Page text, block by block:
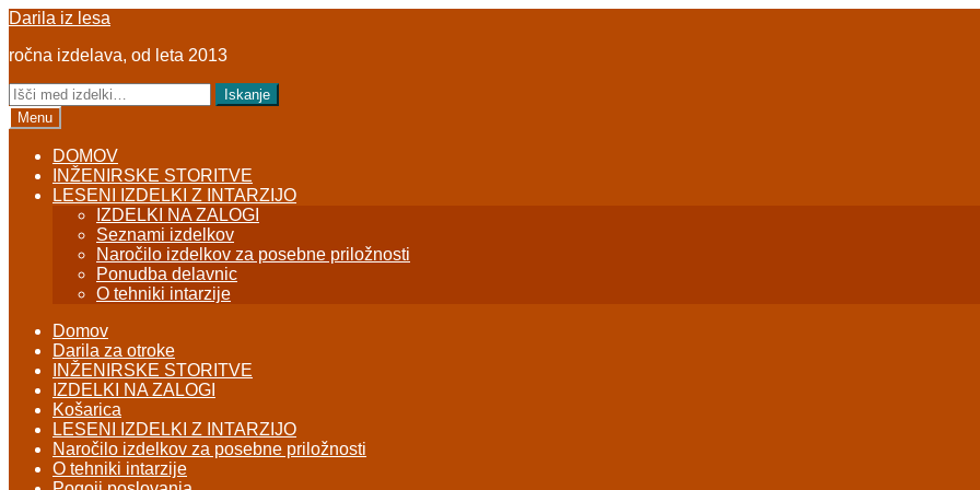
Skip
navigation
Skip
content
Darila iz lesa
ročna izdelava, od leta 2013
Išči:
Iskanje
Menu
DOMOV
INŽENIRSKE STORITVE
LESENI IZDELKI Z INTARZIJO
IZDELKI NA ZALOGI
Seznami izdelkov
Naročilo izdelkov za posebne priložnosti
Ponudba delavnic
O tehniki intarzije
Domov
Darila za otroke
INŽENIRSKE STORITVE
IZDELKI NA ZALOGI
Košarica
LESENI IZDELKI Z INTARZIJO
Naročilo izdelkov za posebne priložnosti
O tehniki intarzije